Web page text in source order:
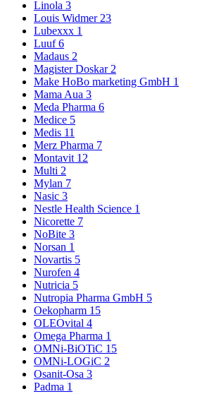
Linola 3
Louis Widmer 23
Lubexxx 1
Luuf6
Madaus 2
Magister Doskar 2
Make HoBo marketing GmbH 1
Mama Aua 3
Meda Pharma 6
Medice 5
Medis 11
Merz Pharma 7
Montavit 12
Multi 2
Mylan 7
Nasic 3
Nestle Health Science 1
Nicorette 7
NoBite 3
Norsan 1
Novartis 5
Nurofen 4
Nutricia 5
Nutropia Pharma GmbH 5
Oekopharm 15
OLEOvital 4
Omega Pharma 1
OMNi-BiOTiC 15
OMNi-LOGiC 2
Osanit-Osa 3
Padma 1